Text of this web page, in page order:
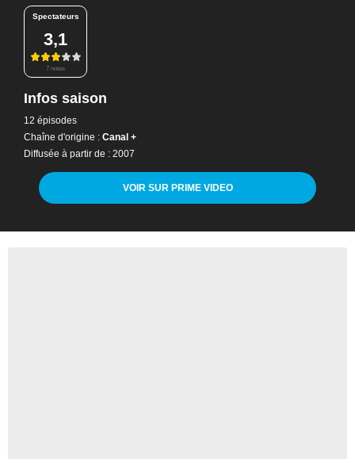
Spectateurs
3,1
7 notes
Infos saison
12 épisodes
Chaîne d'origine : Canal +
Diffusée à partir de : 2007
VOIR SUR PRIME VIDEO